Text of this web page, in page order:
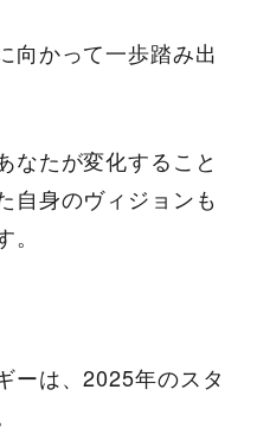
向かって一歩踏み出
なたが変化すること
自身のヴィジョンも
ーは、2025年のスタ